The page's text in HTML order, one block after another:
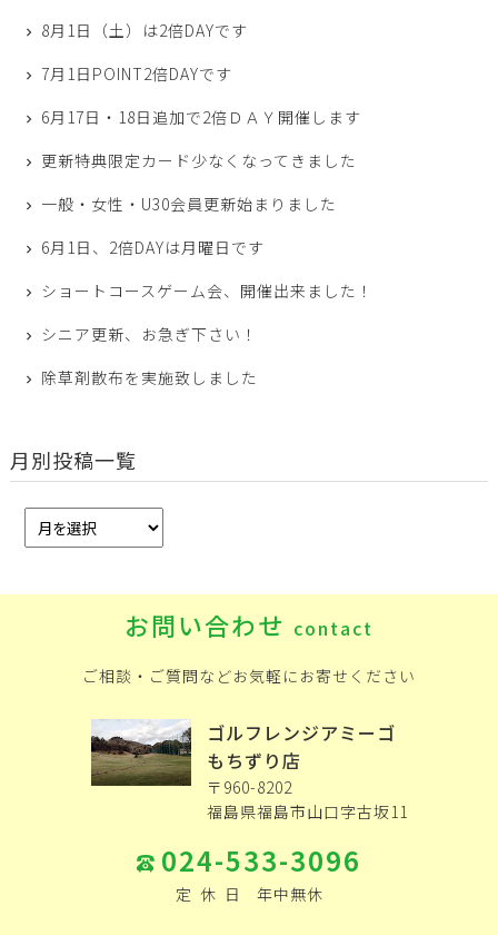
8月1日（土）は2倍DAYです
7月1日POINT2倍DAYです
6月17日・18日追加で2倍ＤＡＹ開催します
更新特典限定カード少なくなってきました
一般・女性・U30会員更新始まりました
6月1日、2倍DAYは月曜日です
ショートコースゲーム会、開催出来ました！
シニア更新、お急ぎ下さい！
除草剤散布を実施致しました
月別投稿一覧
お問い合わせ contact
ご相談・ご質問などお気軽にお寄せください
ゴルフレンジアミーゴ
もちずり店
〒960-8202
福島県福島市山口字古坂11
024-533-3096
定 休 日 年中無休